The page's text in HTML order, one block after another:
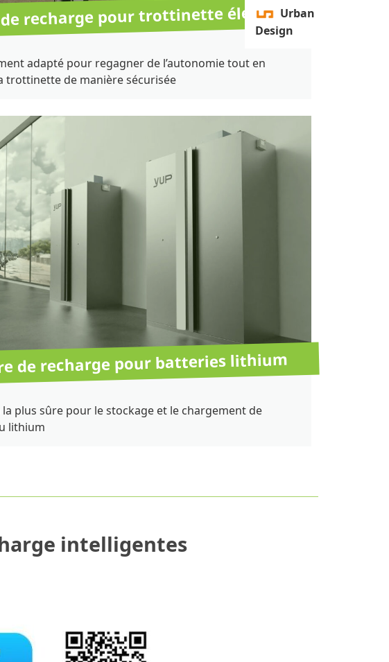
Urban
Design
recharge pour trottinette électrique
adapté pour regagner de l’autonomie tout en
trottinette de manière sécurisée
de recharge pour batteries lithium
plus sûre pour le stockage et le chargement de
lithium
intelligentes